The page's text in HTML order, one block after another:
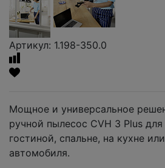
Артикул: 1.198-350.0
Мощное и универсальное
ручной пылесос CVH 3 Plus
гостиной, спальне, на кухне
автомобиля.